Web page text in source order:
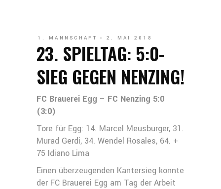
1. MANNSCHAFT 2. MAI 2018
23. SPIELTAG: 5:0-
SIEG GEGEN NENZING!
FC Brauerei Egg – FC Nenzing 5:0
(3:0)
Tore für Egg: 14. Marcel Meusburger, 31.
Murad Gerdi, 34. Wendel Rosales, 64. +
75 Idiano Lima
Einen überzeugenden Kantersieg konnte
der FC Brauerei Egg am Tag der Arbeit